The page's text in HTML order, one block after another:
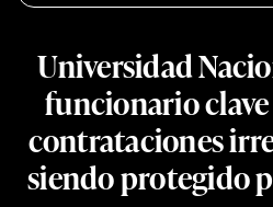
Universidad
funcionario
contrataciones
siendo protegido